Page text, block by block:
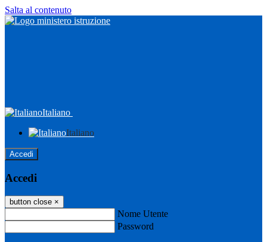
Salta al contenuto
Italiano
Italiano
Accedi
Accedi
button close ×
Nome Utente
Password